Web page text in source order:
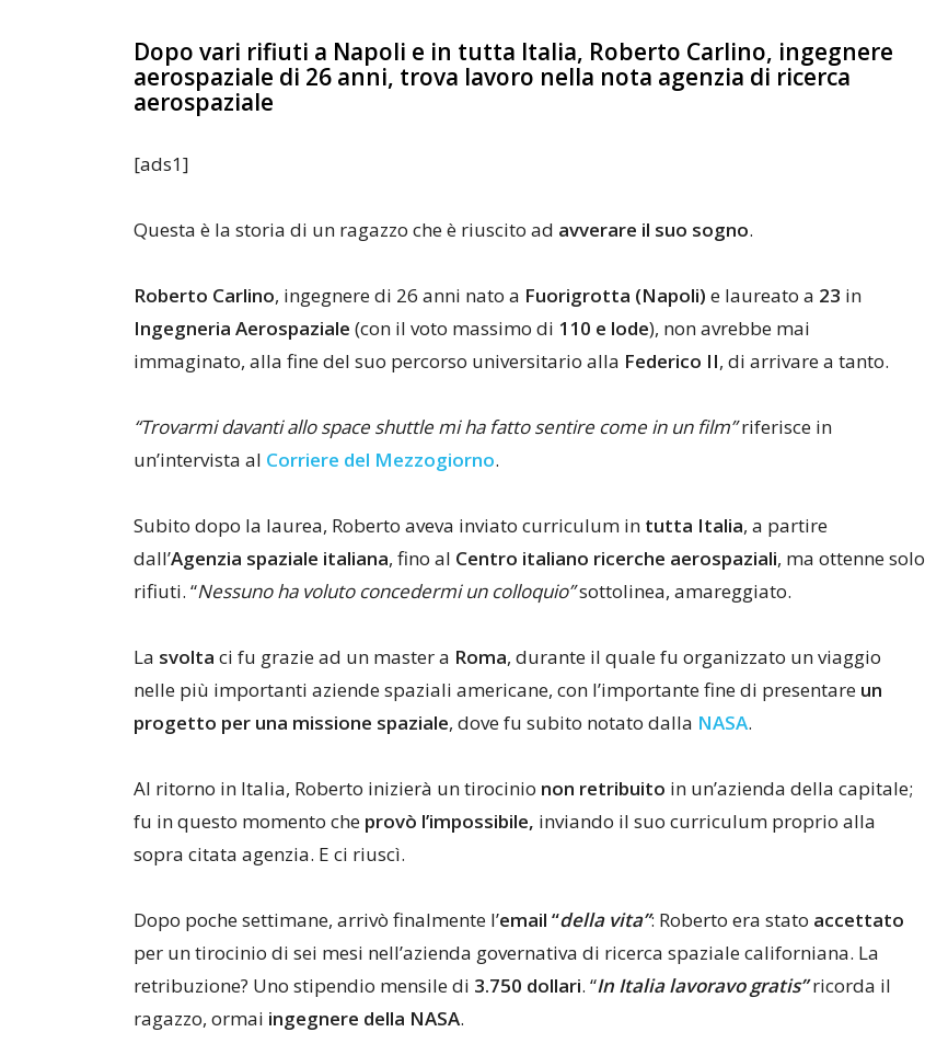
Dopo vari rifiuti a Napoli e in tutta Italia, Roberto Carlino, ingegnere
aerospaziale di 26 anni, trova lavoro nella nota agenzia di ricerca
aerospaziale
[ads1]
Questa è la storia di un ragazzo che è riuscito ad avverare il suo sogno.
Roberto Carlino, ingegnere di 26 anni nato a Fuorigrotta (Napoli) e laureato a 23 in
Ingegneria Aerospaziale (con il voto massimo di 110 e lode), non avrebbe mai
immaginato, alla fine del suo percorso universitario alla Federico II, di arrivare a tanto.
“Trovarmi davanti allo space shuttle mi ha fatto sentire come in un film”riferisce in
un’intervista al Corriere del Mezzogiorno.
Subito dopo la laurea, Roberto aveva inviato curriculum in tutta Italia, a partire
dall’Agenzia spaziale italiana, fino al Centro italiano ricerche aerospaziali, ma ottenne solo
rifiuti. “Nessuno ha voluto concedermi un colloquio”sottolinea, amareggiato.
La svolta ci fu grazie ad un master a Roma, durante il quale fu organizzato un viaggio
nelle più importanti aziende spaziali americane, con l’importante fine di presentare un
progetto per una missione spaziale, dove fu subito notato dalla NASA.
Al ritorno in Italia, Roberto inizierà un tirocinio non retribuito in un’azienda della capitale;
fu in questo momento che provò l’impossibile, inviando il suo curriculum proprio alla
sopra citata agenzia. E ci riuscì.
Dopo poche settimane, arrivò finalmente l’email “della vita”: Roberto era stato accettato
per un tirocinio di sei mesi nell’azienda governativa di ricerca spaziale californiana. La
retribuzione? Uno stipendio mensile di 3.750 dollari. “In Italia lavoravo gratis”ricorda il
ragazzo, ormai ingegnere della NASA.